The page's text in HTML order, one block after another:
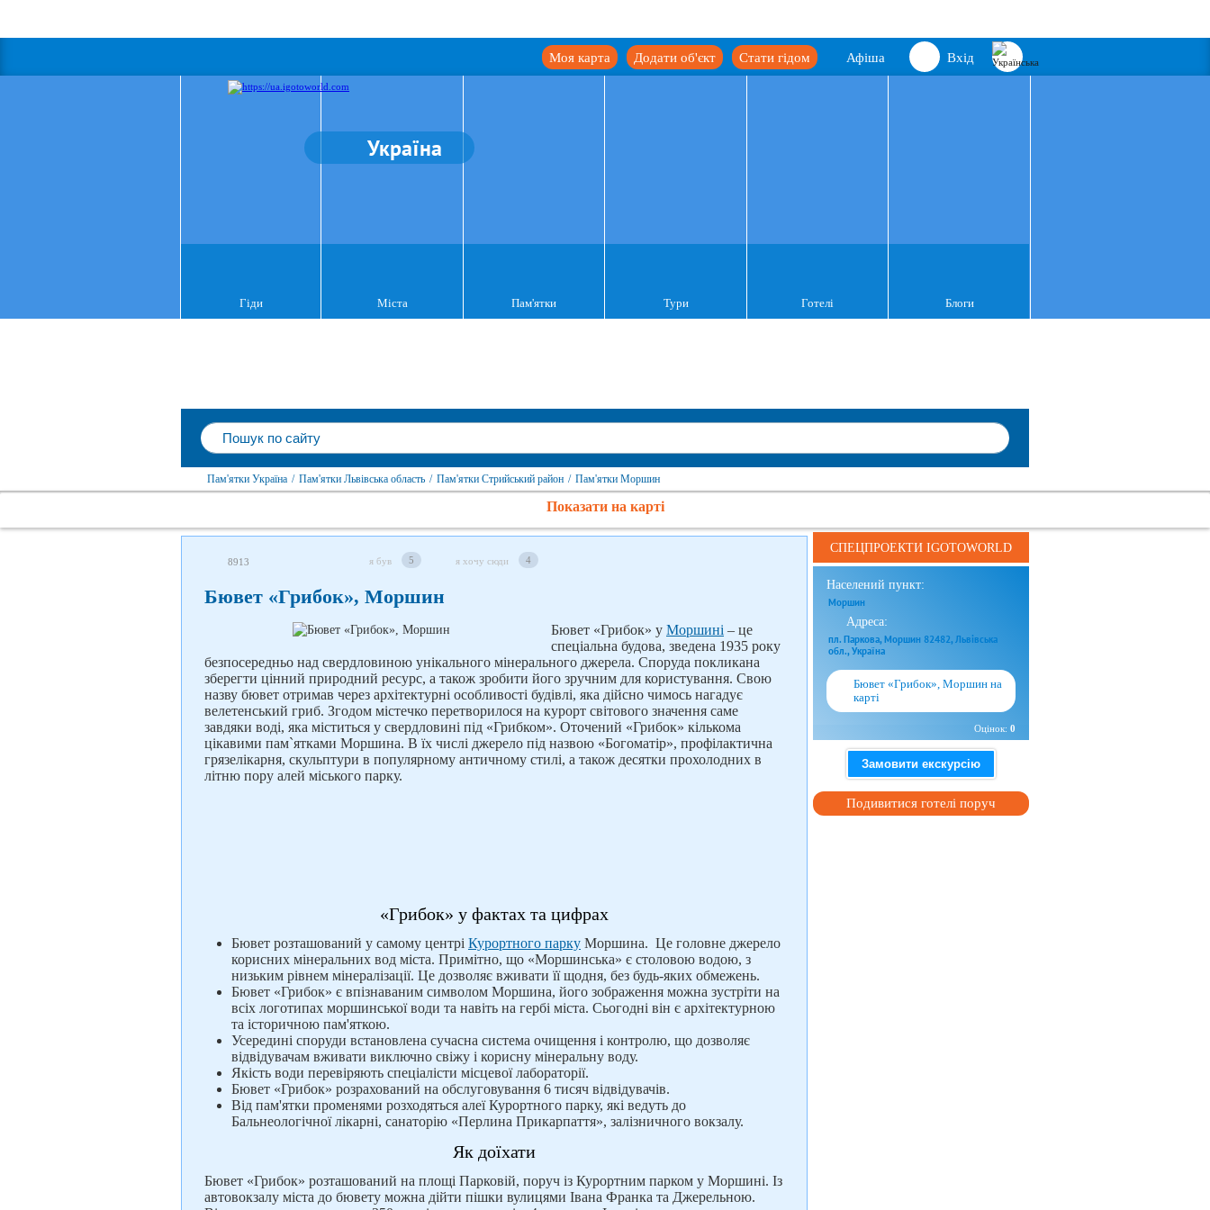
Вхід
Афіша
Стати гідом
Додати об'єкт
Моя карта
Україна
Гіди Міста Пам'ятки Тури Готелі Блоги
Пам'ятки Україна / Пам'ятки Львівська область / Пам'ятки Стрийський район / Пам'ятки Моршин
Показати на карті
8913 я був 5 я хочу сюди 4
Бювет «Грибок», Моршин
Бювет «Грибок» у Моршині – це
спеціальна будова, зведена 1935 року
безпосередньо над свердловиною унікального мінерального джерела. Споруда покликана
зберегти цінний природний ресурс, а також зробити його зручним для користування. Свою
назву бювет отримав через архітектурні особливості будівлі, яка дійсно чимось нагадує
велетенський гриб. Згодом містечко перетворилося на курорт світового значення саме
завдяки воді, яка міститься у свердловині під «Грибком». Оточений «Грибок» кількома
цікавими пам`ятками Моршина. В їх числі джерело під назвою «Богоматір», профілактична
грязелікарня, скульптури в популярному античному стилі, а також десятки прохолодних в
літню пору алей міського парку.
«Грибок» у фактах та цифрах
Бювет розташований у самому центрі Курортного парку Моршина. Це головне джерело
корисних мінеральних вод міста. Примітно, що «Моршинська» є столовою водою, з
низьким рівнем мінералізації. Це дозволяє вживати її щодня, без будь-яких обмежень.
Бювет «Грибок» є впізнаваним символом Моршина, його зображення можна зустріти на
всіх логотипах моршинської води та навіть на гербі міста. Сьогодні він є архітектурною
та історичною пам'яткою.
Усередині споруди встановлена ​​сучасна система очищення і контролю, що дозволяє
відвідувачам вживати виключно свіжу і корисну мінеральну воду.
Якість води перевіряють спеціалісти місцевої лабораторії.
Бювет «Грибок» розрахований на обслуговування 6 тисяч відвідувачів.
Від пам'ятки променями розходяться алеї Курортного парку, які ведуть до
Бальнеологічної лікарні, санаторію «Перлина Прикарпаття», залізничного вокзалу.
Як доїхати
Бювет «Грибок» розташований на площі Парковій, поруч із Курортним парком у Моршині. Із
автовокзалу міста до бювету можна дійти пішки вулицями Івана Франка та Джерельною.
СПЕЦПРОЕКТИ IGOTOWORLD
Населений пункт:
Моршин
Адреса:
пл. Паркова, Моршин 82482, Львівська
обл., Україна
Бювет «Грибок», Моршин на
карті
Оцінок: 0
Замовити екскурсію
Подивитися готелі поруч